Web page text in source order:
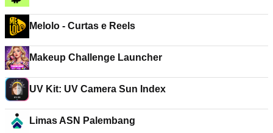
Melolo - Curtas e Reels
Makeup Challenge Launcher
UV Kit: UV Camera Sun Index
Limas ASN Palembang